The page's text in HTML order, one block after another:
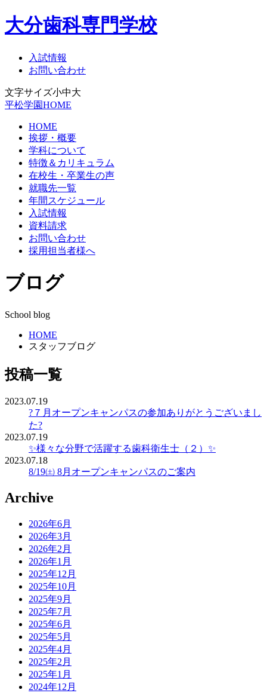
大分歯科専門学校
入試情報
お問い合わせ
文字サイズ小中大
平松学園HOME
HOME
挨拶・概要
学科について
特徴＆カリキュラム
在校生・卒業生の声
就職先一覧
年間スケジュール
入試情報
資料請求
お問い合わせ
採用担当者様へ
ブログ
School blog
HOME
スタッフブログ
投稿一覧
2023.07.19
?７月オープンキャンパスの参加ありがとうございまし
た?
2023.07.19
✨様々な分野で活躍する歯科衛生士（２）✨
2023.07.18
8/19㈯ 8月オープンキャンパスのご案内
Archive
2026年6月
2026年3月
2026年2月
2026年1月
2025年12月
2025年10月
2025年9月
2025年7月
2025年6月
2025年5月
2025年4月
2025年2月
2025年1月
2024年12月